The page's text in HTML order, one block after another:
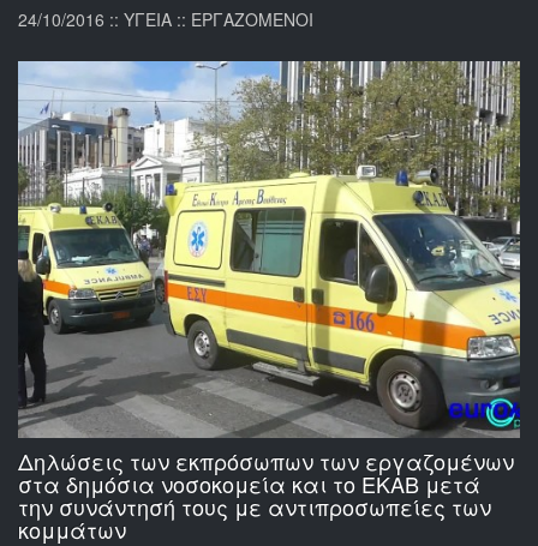
24/10/2016 :: ΥΓΕΙΑ :: ΕΡΓΑΖΟΜΕΝΟΙ
Δηλώσεις των εκπρόσωπων των εργαζομένων
στα δημόσια νοσοκομεία και το ΕΚΑΒ μετά
την συνάντησή τους με αντιπροσωπείες των
κομμάτων